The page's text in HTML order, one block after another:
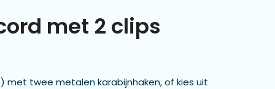
met 2 clips
met twee metalen karabijnhaken, of kies uit